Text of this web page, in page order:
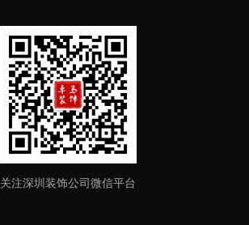
关注深圳装饰公司微信平台